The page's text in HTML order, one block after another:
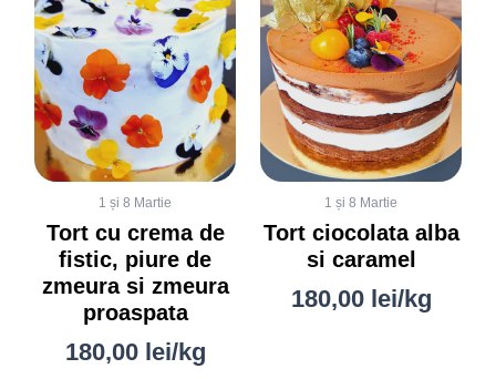
1 și 8 Martie
Tort cu crema de
fistic, piure de
zmeura si zmeura
proaspata
180,00 lei/kg
1 și 8 Martie
Tort ciocolata alba
si caramel
180,00 lei/kg